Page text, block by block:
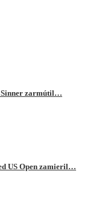
Sinner zarmútil…
US Open zamieril…